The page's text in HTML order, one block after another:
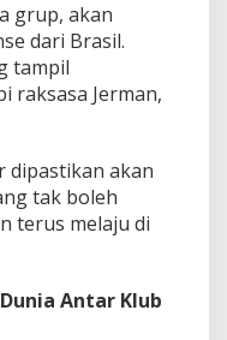
grup, akan
dari Brasil.
tampil
raksasa Jerman,
dipastikan akan
tak boleh
terus melaju di
Antar Klub